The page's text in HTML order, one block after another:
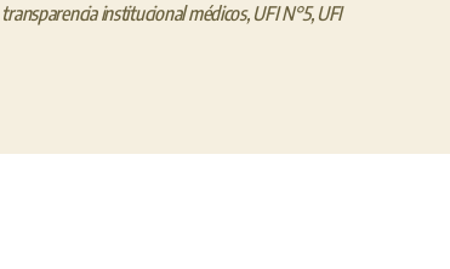
transparencia institucional médicos, UFI N°5, UFI